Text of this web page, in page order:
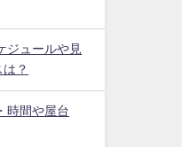
ジュールや見
？
時間や屋台